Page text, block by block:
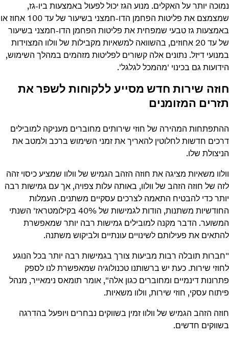
נמוכה יותר על האקלים. מנוע הגז יכול לפעול באמצעות ביו-גז,
שמצמצם את פליטות הפחמן הדו-חמצני
בשיעור של עד 100 אחוז או
באמצעות גז טבעי שמפחית את פליטות הפחמן הדו-חמצני בשיעור
של עד 20 אחוזים, בהשוואה למשאיות מקבילות של וולוו המצוידות
במנועי דיזל. נתונים אלה קשורים לפליטות מזהמים במהלך השימוש,
הידועות גם בכינוי 'מהמכל לגלגל'.
חוזה שירות חדש מסייע ללקוחות לשפר את
תזרים המזומנים
ההתפתחות המהירה של חוזי שירותים מחוברים מעניקה למובילים
דרכים חדשות לחלוטין להאריך את זמני השימוש ברכב ולמטב את
הניצולת שלו.
וולוו משאיות מציגה את חוזה הזהב הגמיש של וולוו שמציע כיסוי זהה
לזה של חוזה הזהב של וולוו, באותה עלות צפויה, אך עם גמישות רבה
יותר כדי להבטיח התאמה לצרכים עסקיים משתנים. העמלות
החודשיות משתנות, הודות לגמישות של 40% בקילומטראז' השנתי
המשוער. הדבר מקנה למובילים גמישות רבה יותר שמאפשרת
להתאים את פעילותם לשינויים עונתיים ולביקוש משתנה.
"חברות תובלה רבות מביעות צורך בגמישות רבה יותר בכל הנוגע
לחוזי שירות. כעת יש ברשותנו טכנולוגיה שמאפשרת לנו לספק
פתרונות דינמיים ומחוברים כגון אלה", אומר תומאס נימאייר, מנהל
פיתוח עסקי, חוזי שירות, וולוו משאיות.
חוזה הזהב הגמיש של וולוו זמין בשווקים נבחרים ויופעל בהדרגה
בשווקים חדשים.